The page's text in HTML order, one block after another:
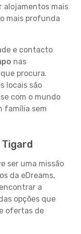
mais
mais profunda
e contacto
nas
procura.
locais são
com o mundo
família sem
ser uma missão
da eDreams,
a
opções que
ofertas de